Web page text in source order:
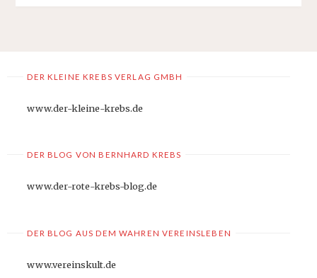
MIT
DER KLEINE KREBS VERLAG GMBH
www.der-kleine-krebs.de
DER BLOG VON BERNHARD KREBS
www.der-rote-krebs-blog.de
DER BLOG AUS DEM WAHREN VEREINSLEBEN
www.vereinskult.de